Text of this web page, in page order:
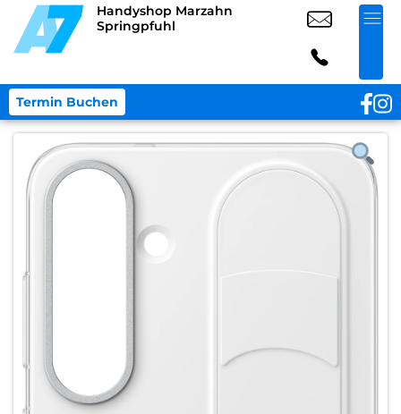
Handyshop Marzahn
Springpfuhl
Termin Buchen